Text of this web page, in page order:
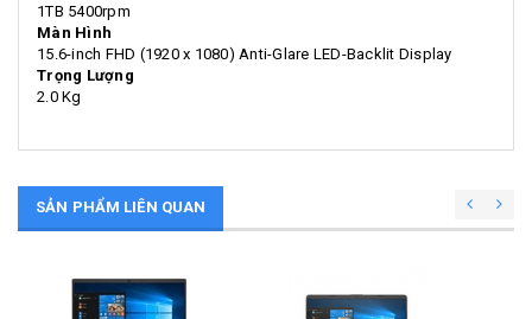
1TB 5400rpm
Màn Hình
15.6-inch FHD (1920 x 1080) Anti-Glare LED-Backlit Display
Trọng Lượng
2.0 Kg
SẢN PHẨM LIÊN QUAN